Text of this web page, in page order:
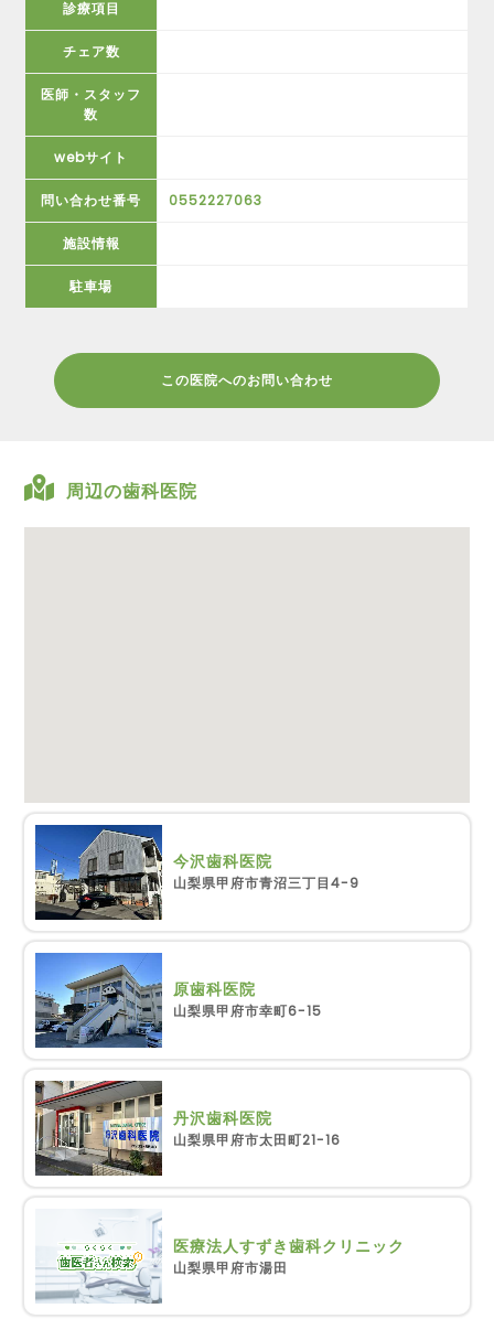
診療項目
チェア数
医師・スタッフ
数
webサイト
問い合わせ番号 0552227063
施設情報
駐車場
この医院へのお問い合わせ
周辺の歯科医院
今沢歯科医院
山梨県甲府市青沼三丁目4-9
原歯科医院
山梨県甲府市幸町6-15
丹沢歯科医院
山梨県甲府市太田町21-16
医療法人すずき歯科クリニック
山梨県甲府市湯田